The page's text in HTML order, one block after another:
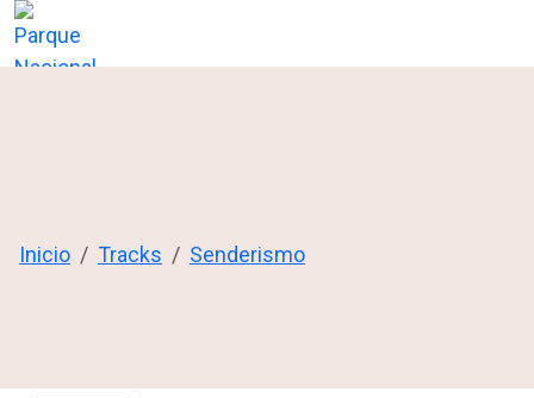
Inicio Tracks Senderismo